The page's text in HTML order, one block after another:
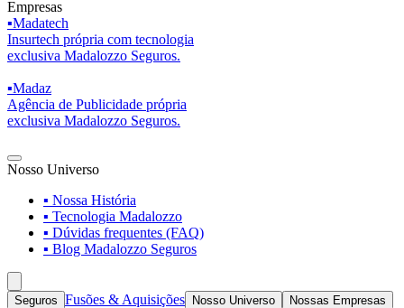
Empresas
▪Madatech
Insurtech própria com tecnologia
exclusiva Madalozzo Seguros.
▪Madaz
Agência de Publicidade própria
exclusiva Madalozzo Seguros.
Nosso Universo
▪ Nossa História
▪ Tecnologia Madalozzo
▪ Dúvidas frequentes (FAQ)
▪ Blog Madalozzo Seguros
Seguros Fusões & Aquisições Nosso Universo Nossas Empresas